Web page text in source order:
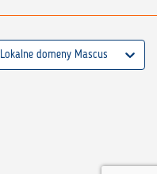
Lokalne domeny Mascus